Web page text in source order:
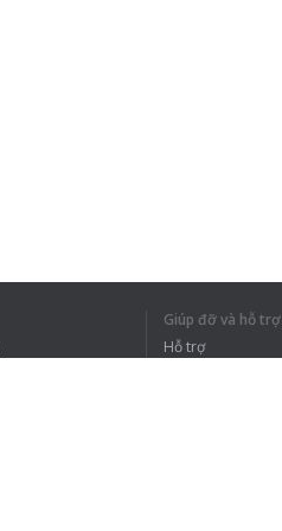
Giúp đỡ và hỗ trợ
Hỗ trợ